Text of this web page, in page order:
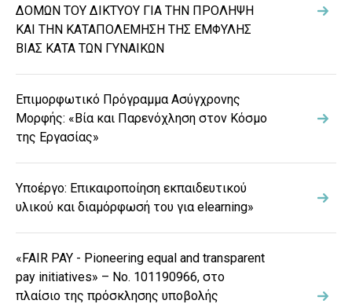
ΔΟΜΩΝ ΤΟΥ ΔΙΚΤΥΟΥ ΓΙΑ ΤΗΝ ΠΡΟΛΗΨΗ
ΚΑΙ ΤΗΝ ΚΑΤΑΠΟΛΕΜΗΣΗ ΤΗΣ ΕΜΦΥΛΗΣ
ΒΙΑΣ ΚΑΤΑ ΤΩΝ ΓΥΝΑΙΚΩΝ
Επιμορφωτικό Πρόγραμμα Ασύγχρονης
Μορφής: «Βία και Παρενόχληση στον Κόσμο
της Εργασίας»
Υποέργο: Επικαιροποίηση εκπαιδευτικού
υλικού και διαμόρφωσή του για elearning»
«FAIR PAY - Pioneering equal and transparent
pay initiatives» – Νο. 101190966, στο
πλαίσιο της πρόσκλησης υποβολής